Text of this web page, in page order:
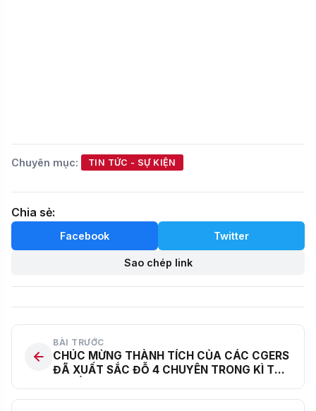
Chuyên mục: TIN TỨC - SỰ KIỆN
Chia sẻ:
Facebook Twitter
Sao chép link
BÀI TRƯỚC
CHÚC MỪNG THÀNH TÍCH CỦA CÁC CGERS
ĐÃ XUẤT SẮC ĐỖ 4 CHUYÊN TRONG KÌ THI